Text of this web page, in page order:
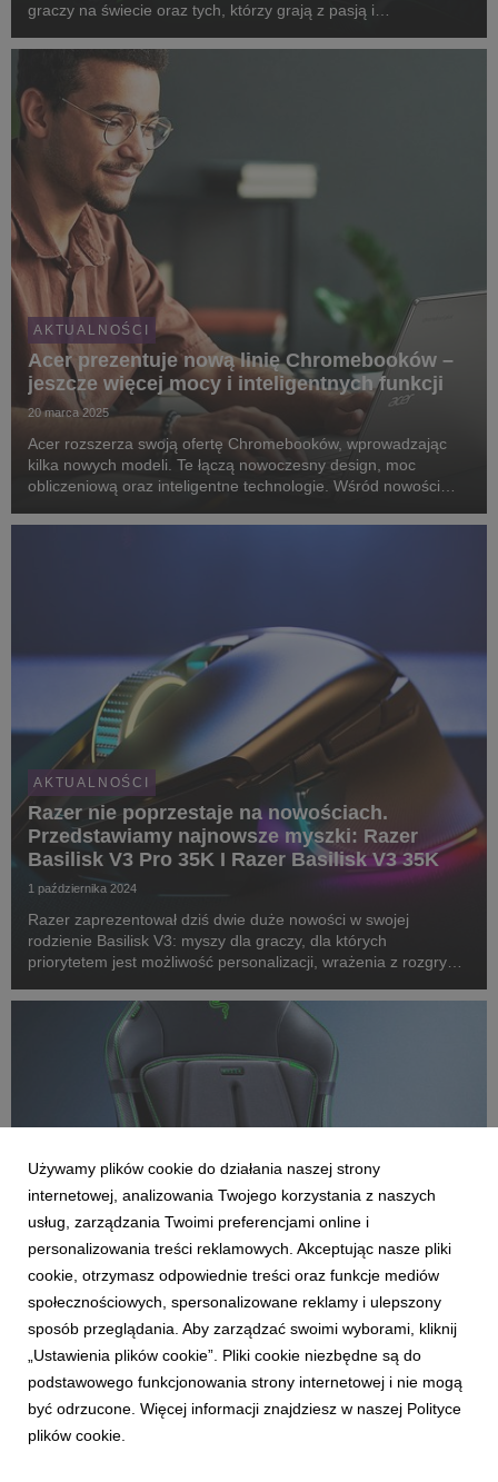
graczy na świecie oraz tych, którzy grają z pasją i
AKTUALNOŚCI
Acer prezentuje nową linię Chromebooków –
jeszcze więcej mocy i inteligentnych funkcji
20 marca 2025
Acer rozszerza swoją ofertę Chromebooków, wprowadzając
kilka nowych modeli. Te łączą nowoczesny design, moc
obliczeniową oraz inteligentne technologie. Wśród nowości
oraz ultraprzenośny Acer Chromebook Tab 311.
AKTUALNOŚCI
Razer nie poprzestaje na nowościach.
Przedstawiamy najnowsze myszki: Razer
Basilisk V3 Pro 35K I Razer Basilisk V3 35K
1 października 2024
Razer zaprezentował dziś dwie duże nowości w swojej
rodzienie Basilisk V3: myszy dla graczy, dla których
priorytetem jest możliwość personalizacji, wrażenia z rozgrywki
zupełnie nowa, w pełni konfigurowalna, bez...
AKTUALNOŚCI
Przedstawiamy Razer Freyja: pierwszą na
świecie matę haptyczną od Razer
28 września 2024
Podczas dzisiejszego wydarzenia: RazerCon 2024, firma
Razer z dumą zaprezentowała Razer Freyja: pierwszą na
świecie matę HD Haptics Gaming Cushion. To pionierskie
Używamy plików cookie do działania naszej strony
internetowej, analizowania Twojego korzystania z naszych
usług, zarządzania Twoimi preferencjami online i
personalizowania treści reklamowych. Akceptując nasze pliki
cookie, otrzymasz odpowiednie treści oraz funkcje mediów
społecznościowych, spersonalizowane reklamy i ulepszony
sposób przeglądania. Aby zarządzać swoimi wyborami, kliknij
„Ustawienia plików cookie”. Pliki cookie niezbędne są do
podstawowego funkcjonowania strony internetowej i nie mogą
być odrzucone. Więcej informacji znajdziesz w naszej Polityce
plików cookie.